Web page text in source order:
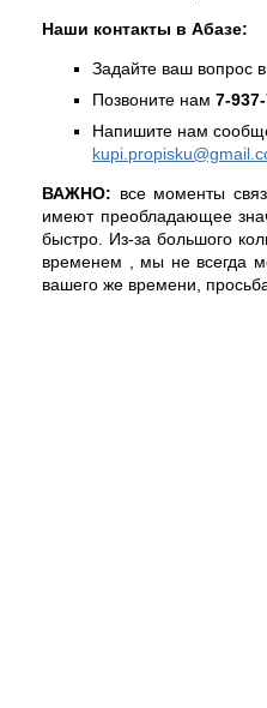
Наши контакты в Абазе:
Задайте ваш вопрос
Позвоните нам 7-
Напишите нам
ВАЖНО: все моменты
имеют преобладающее
быстро. Из-за большого
временем , мы не всегда
вашего же времени,